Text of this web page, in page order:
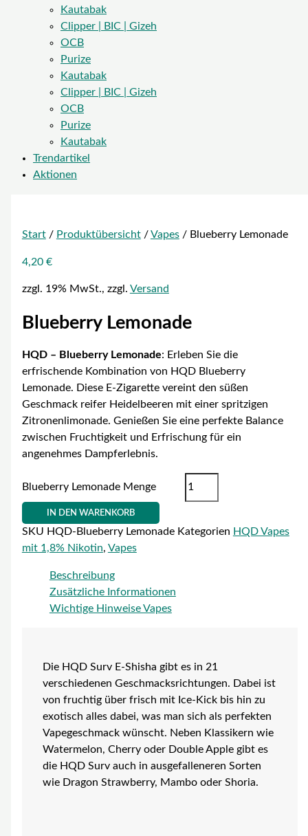
Kautabak
Clipper | BIC | Gizeh
OCB
Purize
Kautabak
Clipper | BIC | Gizeh
OCB
Purize
Kautabak
Trendartikel
Aktionen
Start/ Produktübersicht/ Vapes/ Blueberry Lemonade
4,20 €
zzgl. 19% MwSt., zzgl. Versand
Blueberry Lemonade
HQD – Blueberry Lemonade: Erleben Sie die
erfrischende Kombination von HQD Blueberry
Lemonade. Diese E-Zigarette vereint den süßen
Geschmack reifer Heidelbeeren mit einer spritzigen
Zitronenlimonade. Genießen Sie eine perfekte Balance
zwischen Fruchtigkeit und Erfrischung für ein
angenehmes Dampferlebnis.
Blueberry Lemonade Menge
IN DEN WARENKORB
SKU HQD-Blueberry Lemonade Kategorien HQD Vapes
mit 1,8% Nikotin, Vapes
Beschreibung
Zusätzliche Informationen
Wichtige Hinweise Vapes
Die HQD Surv E-Shisha gibt es in 21
verschiedenen Geschmacksrichtungen. Dabei ist
von fruchtig über frisch mit Ice-Kick bis hin zu
exotisch alles dabei, was man sich als perfekten
Vapegeschmack wünscht. Neben Klassikern wie
Watermelon, Cherry oder Double Apple gibt es
die HQD Surv auch in ausgefalleneren Sorten
wie Dragon Strawberry, Mambo oder Shoria.